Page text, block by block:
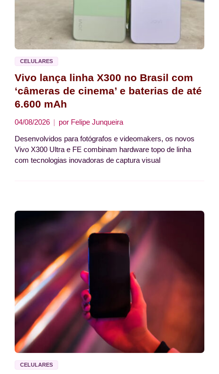
CELULARES
Vivo lança linha X300 no Brasil com
‘câmeras de cinema’ e baterias de até
6.600 mAh
04/08/2026 por Felipe Junqueira
Desenvolvidos para fotógrafos e videomakers, os novos
Vivo X300 Ultra e FE combinam hardware topo de linha
com tecnologias inovadoras de captura visual
CELULARES